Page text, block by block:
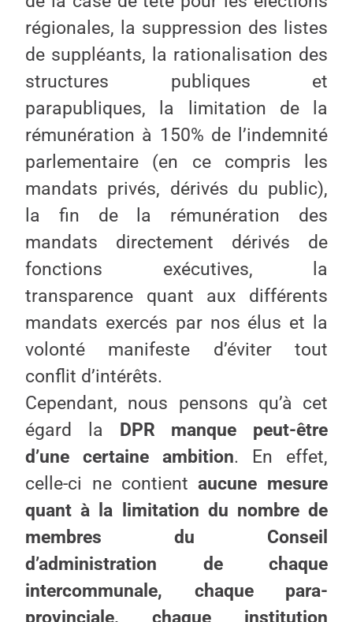
régionales, la suppression des listes
de suppléants, la rationalisation des
structures publiques et
parapubliques, la limitation de la
rémunération à 150% de l’indemnité
parlementaire (en ce compris les
mandats privés, dérivés du public),
la fin de la rémunération des
mandats directement dérivés de
fonctions exécutives, la
transparence quant aux différents
mandats exercés par nos élus et la
volonté manifeste d’éviter tout
conflit d’intérêts.
Cependant, nous pensons qu’à cet
égard la
DPR manque peut-être
d’une certaine ambition. En effet,
celle-ci ne contientaucune mesure
quant à la limitation du nombre de
membres du Conseil
d’administration de chaque
intercommunale, chaque para-